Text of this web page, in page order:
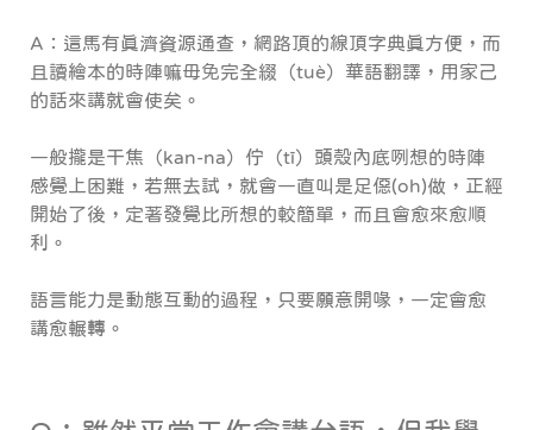
A：這馬有真濟資源通查，網路頂的線頂字典真方便，而
且讀繪本的時陣嘛毋免完全綴（tuè）華語翻譯，用家己
的話來講就會使矣。
一般攏是干焦（kan-na）佇（tī）頭殼內底咧想的時陣
感覺上困難，若無去試，就會一直叫是足僫(oh)做，正經
開始了後，定著發覺比所想的較簡單，而且會愈來愈順
利。
語言能力是動態互動的過程，只要願意開喙，一定會愈
講愈輾轉。